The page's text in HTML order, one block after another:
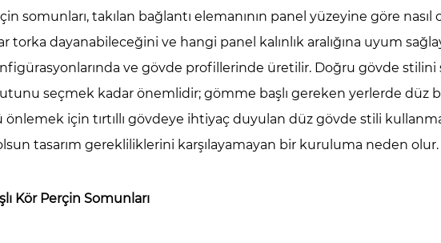
somunları, takılan bağlantı elemanının panel yüzeyine göre
torka dayanabileceğini ve hangi panel kalınlık aralığına uyum
ve gövde profillerinde üretilir. Doğru gövde
seçmek kadar önemlidir; gömme başlı gereken yerlerde düz
önlemek için tırtıllı gövdeye ihtiyaç duyulan düz gövde stili
tasarım gerekliliklerini karşılayamayan bir kuruluma neden olur.
Kör Perçin Somunları